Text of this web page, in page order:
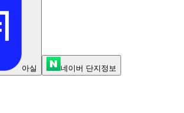
아실 네이버 단지정보